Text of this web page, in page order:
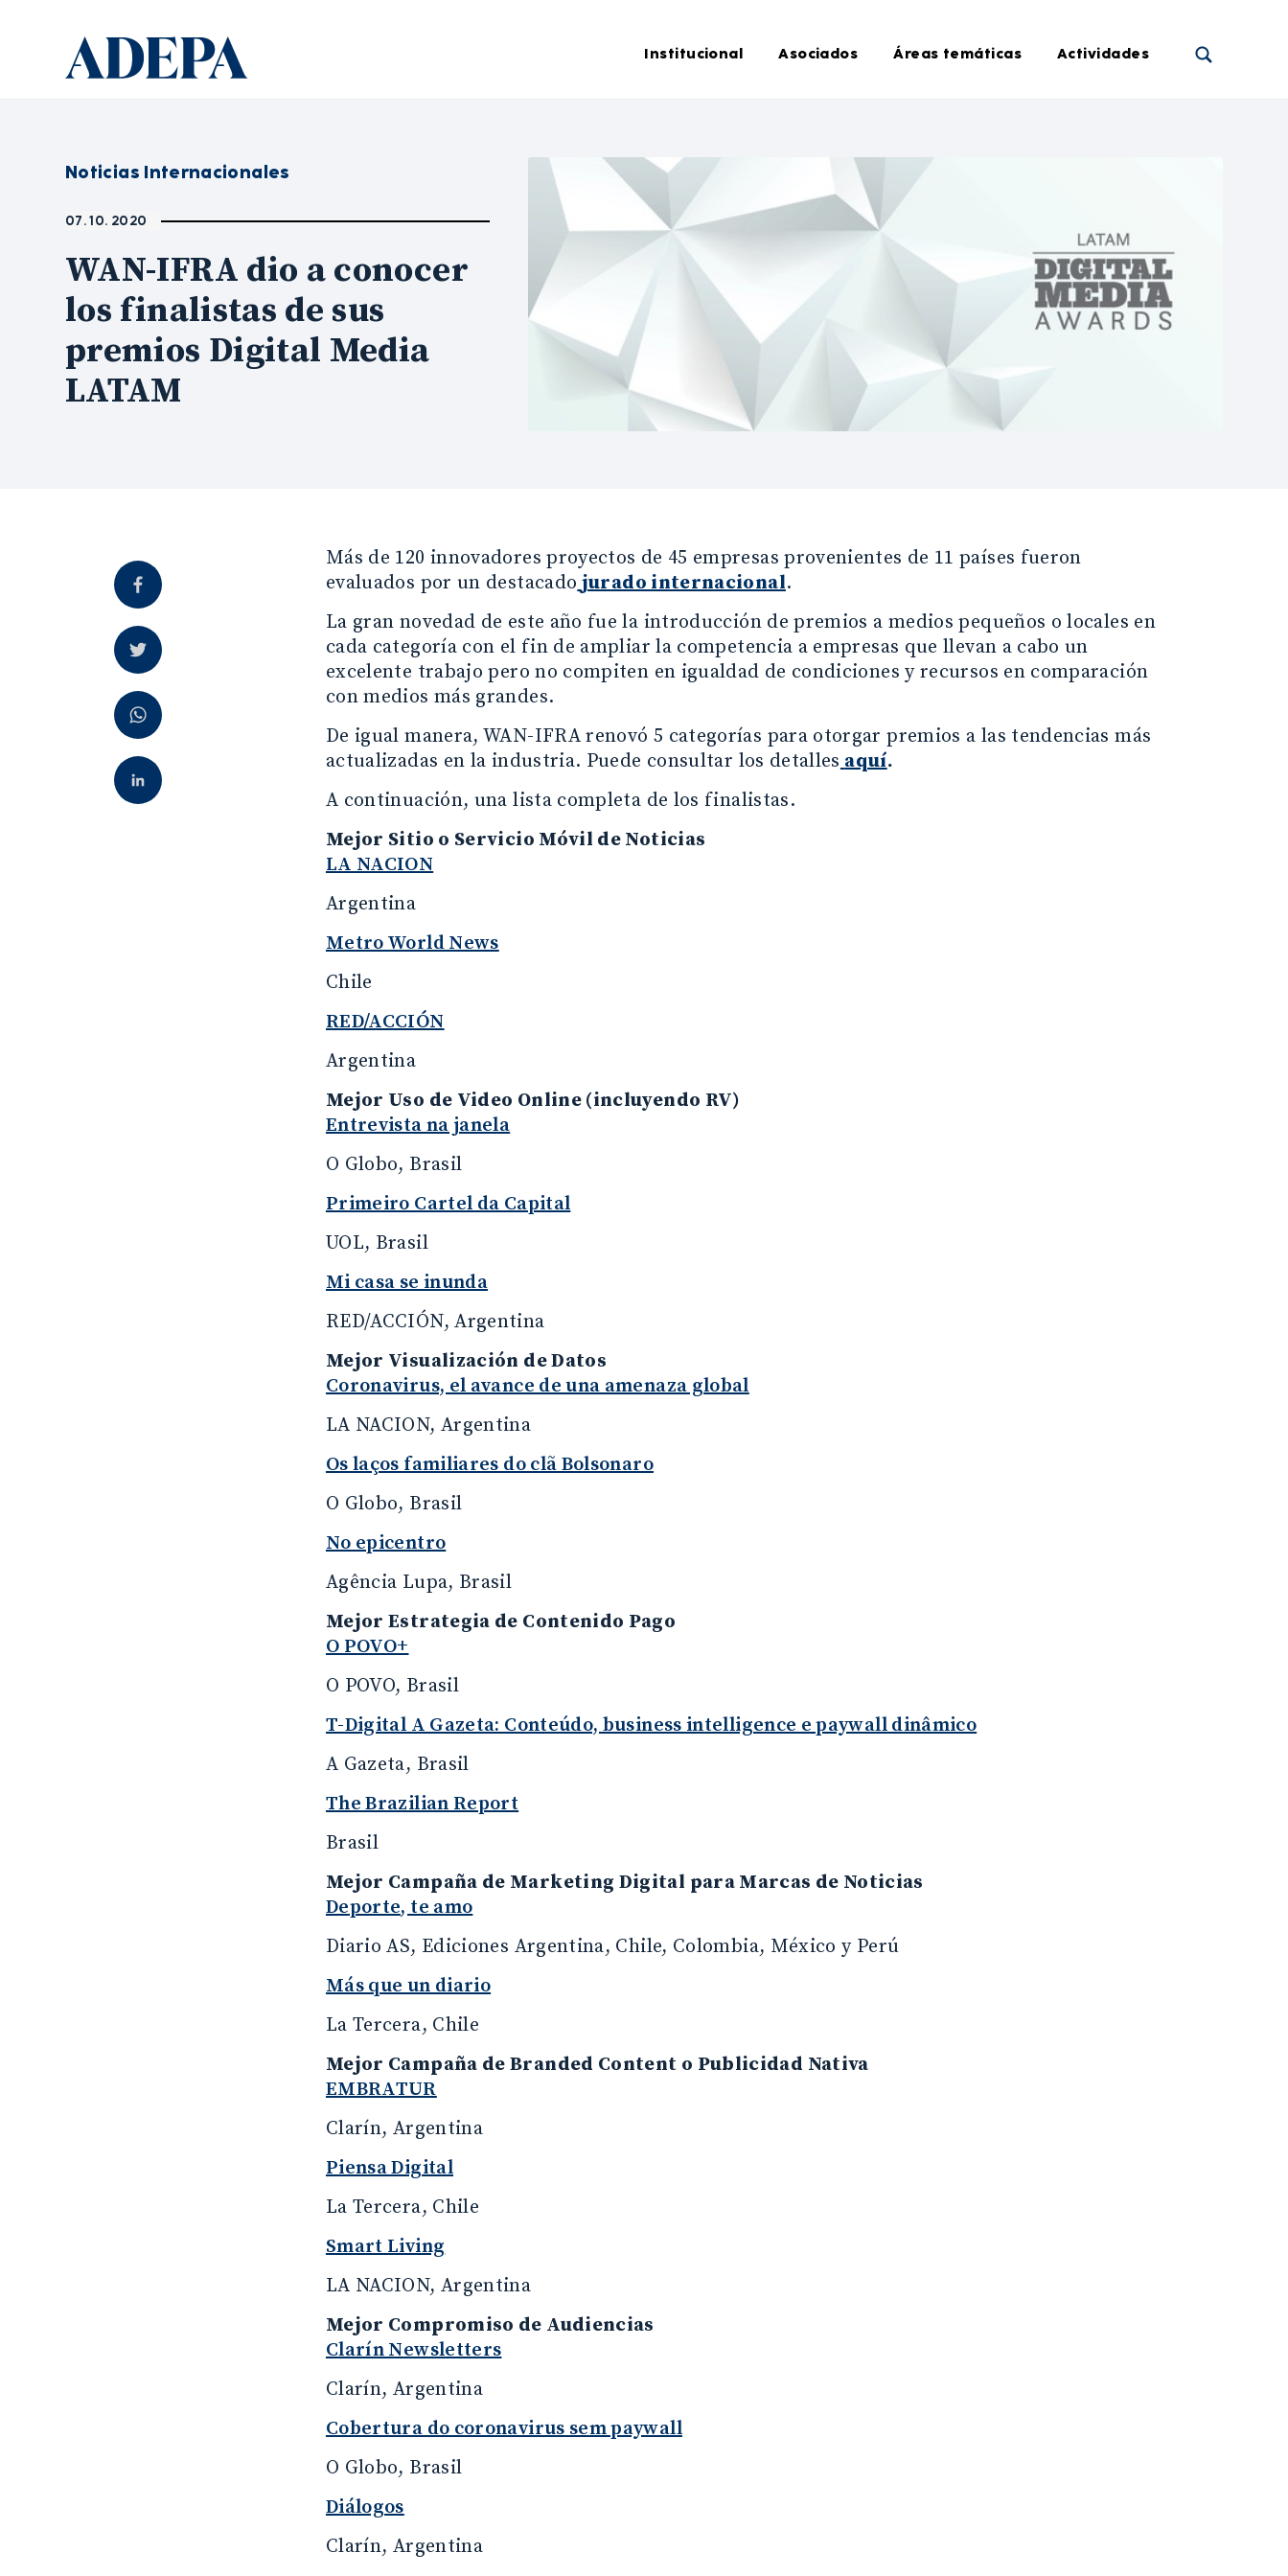
Institucional Asociados Áreas temáticas Actividades
Noticias Internacionales
07. 10. 2020
WAN-IFRA dio a conocer
los finalistas de sus
premios Digital Media
LATAM
Más de 120 innovadores proyectos de 45 empresas provenientes de 11 países fueron
evaluados por un destacadojurado internacional.
La gran novedad de este año fue la introducción de premios a medios pequeños o locales en
cada categoría con el fin de ampliar la competencia a empresas que llevan a cabo un
excelente trabajo pero no compiten en igualdad de condiciones y recursos en comparación
con medios más grandes.
De igual manera, WAN-IFRA renovó 5 categorías para otorgar premios a las tendencias más
actualizadas en la industria. Puede consultar los detallesaquí.
A continuación, una lista completa de los finalistas.
Mejor Sitio o Servicio Móvil de Noticias
LA NACION
Argentina
Metro World News
Chile
RED/ACCIÓN
Argentina
Mejor Uso de Video Online (incluyendo RV)
Entrevista na janela
O Globo, Brasil
Primeiro Cartel da Capital
UOL, Brasil
Mi casa se inunda
RED/ACCIÓN, Argentina
Mejor Visualización de Datos
Coronavirus, el avance de una amenaza global
LA NACION, Argentina
Os laços familiares do clã Bolsonaro
O Globo, Brasil
No epicentro
Agência Lupa, Brasil
Mejor Estrategia de Contenido Pago
O POVO+
O POVO, Brasil
T-Digital A Gazeta: Conteúdo, business intelligence e paywall dinâmico
A Gazeta, Brasil
The Brazilian Report
Brasil
Mejor Campaña de Marketing Digital para Marcas de Noticias
Deporte, te amo
Diario AS, Ediciones Argentina, Chile, Colombia, México y Perú
Más que un diario
La Tercera, Chile
Mejor Campaña de Branded Content o Publicidad Nativa
EMBRATUR
Clarín, Argentina
Piensa Digital
La Tercera, Chile
Smart Living
LA NACION, Argentina
Mejor Compromiso de Audiencias
Clarín Newsletters
Clarín, Argentina
Cobertura do coronavirus sem paywall
O Globo, Brasil
Diálogos
Clarín, Argentina